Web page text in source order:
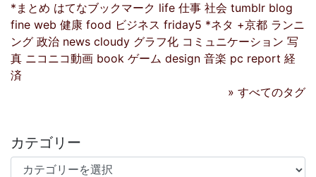
*まとめ はてなブックマーク life 仕事 社会 tumblr blog
fine web 健康 food ビジネス friday5 *ネタ +京都 ランニ
ング 政治 news cloudy グラフ化 コミュニケーション 写
真 ニコニコ動画 book ゲーム design 音楽 pc report 経
済
» すべてのタグ
カテゴリー
カテゴリー